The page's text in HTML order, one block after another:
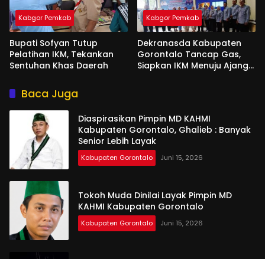
Kabgor Pemkab
Bupati Sofyan Tutup
Pelatihan IKM, Tekankan
Sentuhan Khas Daerah
Kabgor Pemkab
Dekranasda Kabupaten
Gorontalo Tancap Gas,
Siapkan IKM Menuju Ajang
Baca Juga
Diaspirasikan Pimpin MD KAHMI
Kabupaten Gorontalo, Ghalieb : Banyak
Senior Lebih Layak
Kabupaten Gorontalo Juni 15, 2026
Tokoh Muda Dinilai Layak Pimpin MD
KAHMI Kabupaten Gorontalo
Kabupaten Gorontalo Juni 15, 2026